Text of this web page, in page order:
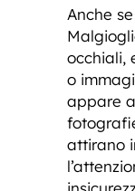
Anche
occhiali,
o
appare
attirano